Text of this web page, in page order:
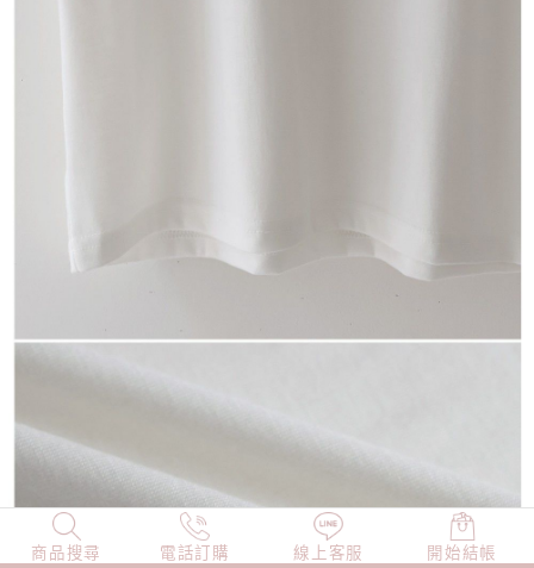
商品搜尋 電話訂購 線上客服 開始結帳
NEW 店長精選 TOP100 小編穿搭